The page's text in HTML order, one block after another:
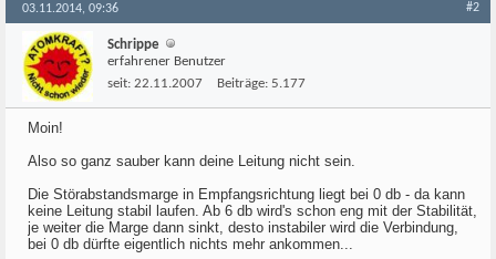
03.11.2014, 09:36 #2
Schrippe
erfahrener Benutzer
seit: 22.11.2007 Beiträge: 5.177
Moin!
Also so ganz sauber kann deine Leitung nicht sein.
Die Störabstandsmarge in Empfangsrichtung liegt bei 0 db - da kann
keine Leitung stabil laufen. Ab 6 db wird's schon eng mit der Stabilität,
je weiter die Marge dann sinkt, desto instabiler wird die Verbindung,
bei 0 db dürfte eigentlich nichts mehr ankommen...